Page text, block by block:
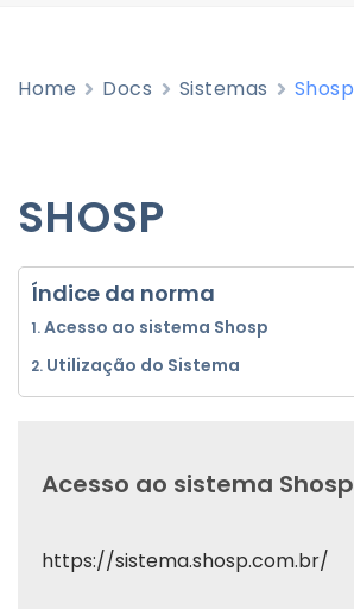
Home Docs Sistemas Shosp
SHOSP
Índice da norma
Acesso ao sistema Shosp
Utilização do Sistema
Acesso ao sistema Shosp
https://sistema.shosp.com.br/